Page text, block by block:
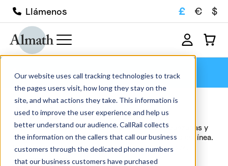
Our website uses call tracking technologies to track
the pages users visit, how long they stay on the
site, and what actions they take. This information is
used to improve the user experience and help us
better understand our audience. CallRail collects
the information on the callers that call our business
customers through the dedicated phone numbers
that our business customers have purchased
Llámenos £ € $
Alumina
Alumina
Explore nuestra amplia gama de cerámicas avanzadas y
crisoles refractarios a la venta en nuestra tienda en línea.
Disponemos de más de 1000 productos en stock,
disponibles para entrega rápida,...